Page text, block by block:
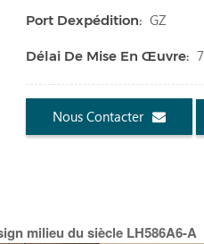
Port Dexpédition: GZ
Délai De Mise En Œuvre: 7
Nous Contacter
milieu du siècle LH586A6-A